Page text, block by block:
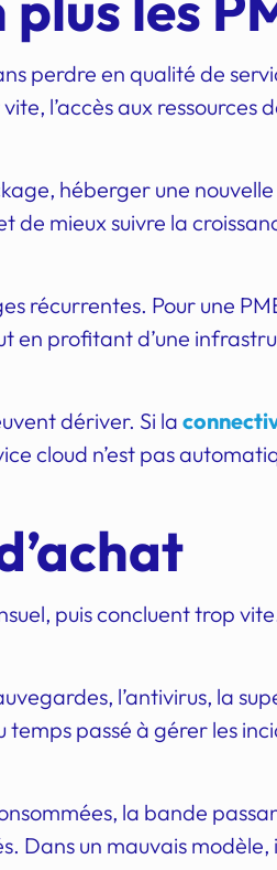
perdre en qualité de
l’accès aux ressources
héberger une
mieux suivre la
Pour une
en profitant d’une
dériver. Si la
cloud n’est pas
puis concluent trop
l’antivirus, la
passé à gérer les
la bande
Dans un mauvais modèle,